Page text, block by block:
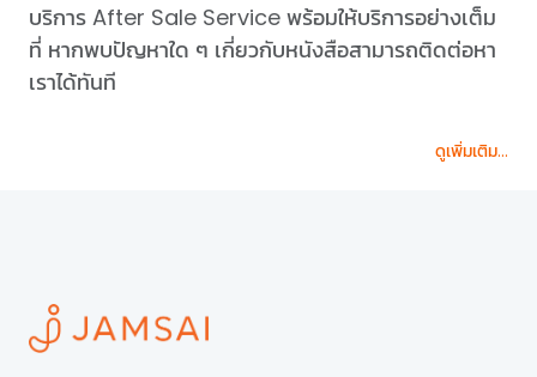
บริการ After Sale Service พร้อมให้บริการอย่างเต็ม
ที่ หากพบปัญหาใด ๆ เกี่ยวกับหนังสือสามารถติดต่อหา
เราได้ทันที
ดูเพิ่มเติม...